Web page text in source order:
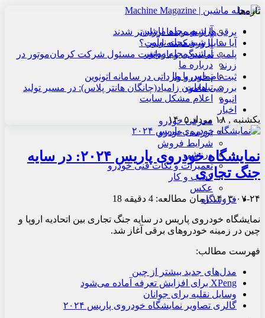
آرشیو مجله ماشین
آرشیو مجله نوآور
آرشیو مجله موتور
درباره ما
تماس با ما
تبلیغات
اعلام مشکل سایت
اخبار
معرفی خودرو
بررسی خودرو
شرایط فروش
ورزشی
تعمیرات و نکات فنی خودرو
کسب و کار
عکس
فروشگاه
تازه‌ها
برقی‌ها از هیبریدها ارزان‌تر شدند
آیا سایپا ورشکسته است؟
پلمب نمایندگی و بازداشت مسئول شرکت کرمان‌موتور در
زرند
ثبت‌نام خودرو وارداتی در سامانه اتونوین
بررسی هامون زامیاد(چانگان هانتر پلاس): در مسیر تولید
انبوه
یکشنبه , ۱۸ مرداد ۱۴۰۵
نمایشگاه خودروی پاریس ۲۰۲۴: در سایه
جنگ تجاری
۱۴۰۳-۰۷-۲۴زمان مطالعه: 4 دقیقه
نمایشگاه خودروی پاریس در سایه جنگ تجاری بین اتحادیه اروپا و
چین در زمینه خودروهای برقی آغاز شد.
فهرست مطالب:
مدل‌های جدید بیشتر از چین
XPeng برای افزایش تعرفه آماده می‌شود
وسایل نقلیه برای جوانان
گالری تصاویر نمایشگاه خودروی پاریس ۲۰۲۴